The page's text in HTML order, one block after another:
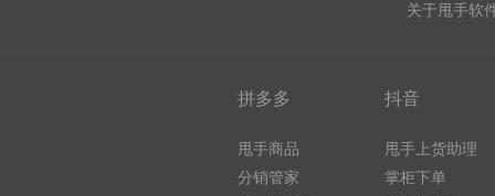
关于甩手软
拼多多
甩手商品
分销管家
抖音
甩手上货助理
掌柜下单